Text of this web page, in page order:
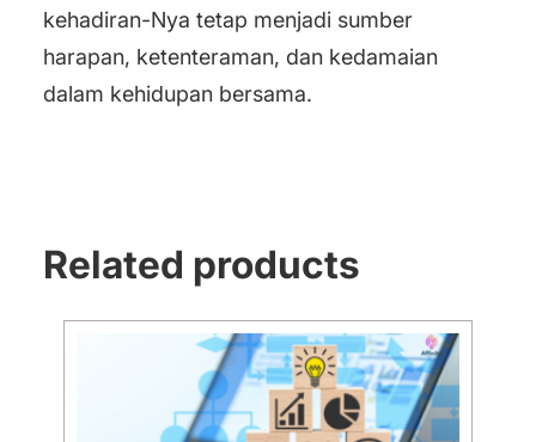
kehadiran-Nya tetap menjadi sumber
harapan, ketenteraman, dan kedamaian
dalam kehidupan bersama.
Related products